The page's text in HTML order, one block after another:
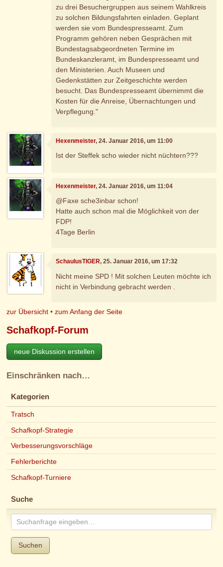
zu drei Besuchergruppen aus seinem Wahlkreis
zu solchen Bildungsfahrten einladen. Geplant
werden sie vom Bundespresseamt. Zum
Programm gehören neben Gesprächen mit
Bundestagsabgeordneten Termine im
Bundeskanzleramt, im Bundespresseamt und
den Ministerien. Auch Museen und
Gedenkstätten zur Zeitgeschichte werden
besucht. Das Bundespresseamt übernimmt die
Kosten für die Anreise, Übernachtungen und
Verpflegung."
Hexenmeister, 24. Januar 2016, um 11:00
Ist der Steffek scho wieder nicht nüchtern???
Hexenmeister, 24. Januar 2016, um 11:04
@Faxe sche3inbar schon!
Hatte auch schon mal die Möglichkeit von der
FDP!
4Tage Berlin
SchaulusTIGER, 25. Januar 2016, um 17:32
Nicht meine SPD ! Mit solchen Leuten möchte ich
nicht in Verbindung gebracht werden .
zur Übersicht •zum Anfang der Seite
Schafkopf-Forum
neue Diskussion erstellen
Einschränken nach…
Kategorien
Tratsch
Schafkopf-Strategie
Verbesserungsvorschläge
Fehlerberichte
Schafkopf-Turniere
Suche
Suchen